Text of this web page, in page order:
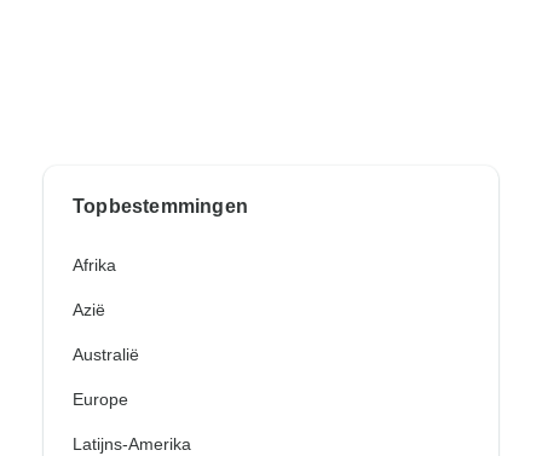
Topbestemmingen
Afrika
Azië
Australië
Europe
Latijns-Amerika